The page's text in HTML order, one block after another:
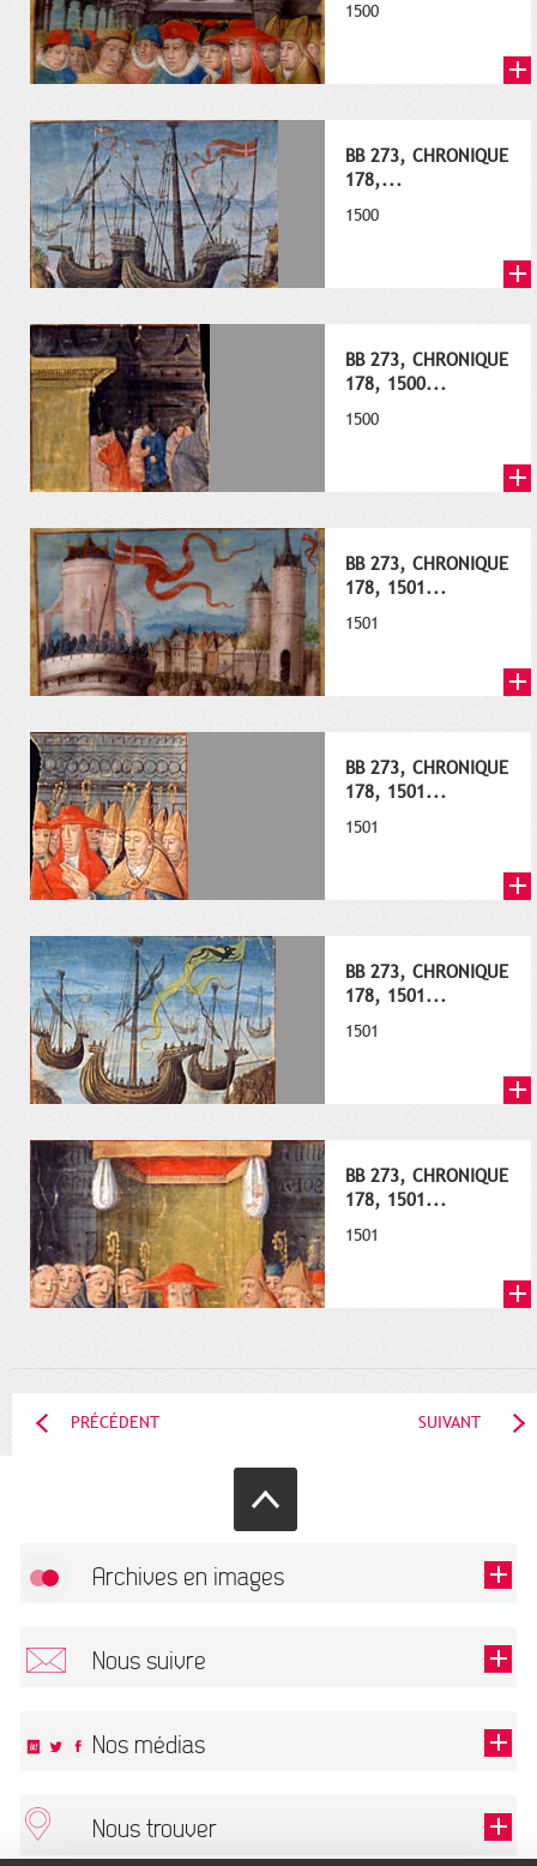
1500
BB 273, CHRONIQUE
178,...
1500
BB 273, CHRONIQUE
178, 1500...
1500
BB 273, CHRONIQUE
178, 1501...
1501
BB 273, CHRONIQUE
178, 1501...
1501
BB 273, CHRONIQUE
178, 1501...
1501
BB 273, CHRONIQUE
178, 1501...
1501
PRÉCÉDENT SUIVANT
Archives en images
Nous suivre
Ce champ est exigé.
Nos médias
Nous trouver